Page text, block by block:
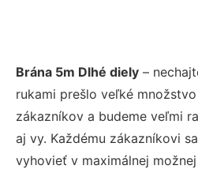
Brána 5m Dlhé diely –
rukami prešlo veľké
zákazníkov a budeme veľmi
aj vy. Každému zákazníkovi
vyhovieť v maximálnej